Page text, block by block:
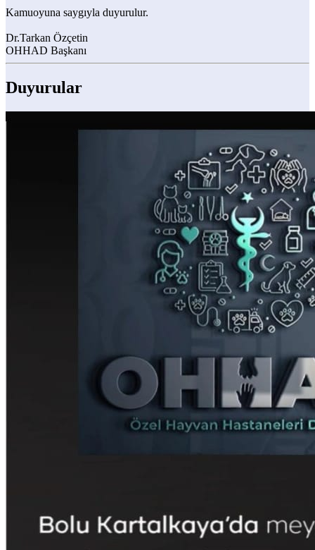
Kamuoyuna saygıyla duyurulur.
Dr.Tarkan Özçetin
OHHAD Başkanı
Duyurular